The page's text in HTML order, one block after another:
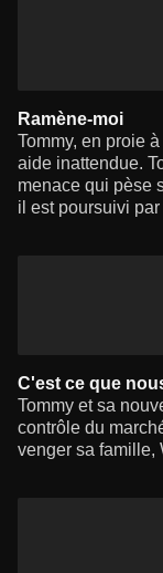
Ramène-moi
Tommy, en proie
aide inattendue.
menace qui pèse
il est poursuivi
C'est ce que
Tommy et sa
contrôle du
venger sa famille,